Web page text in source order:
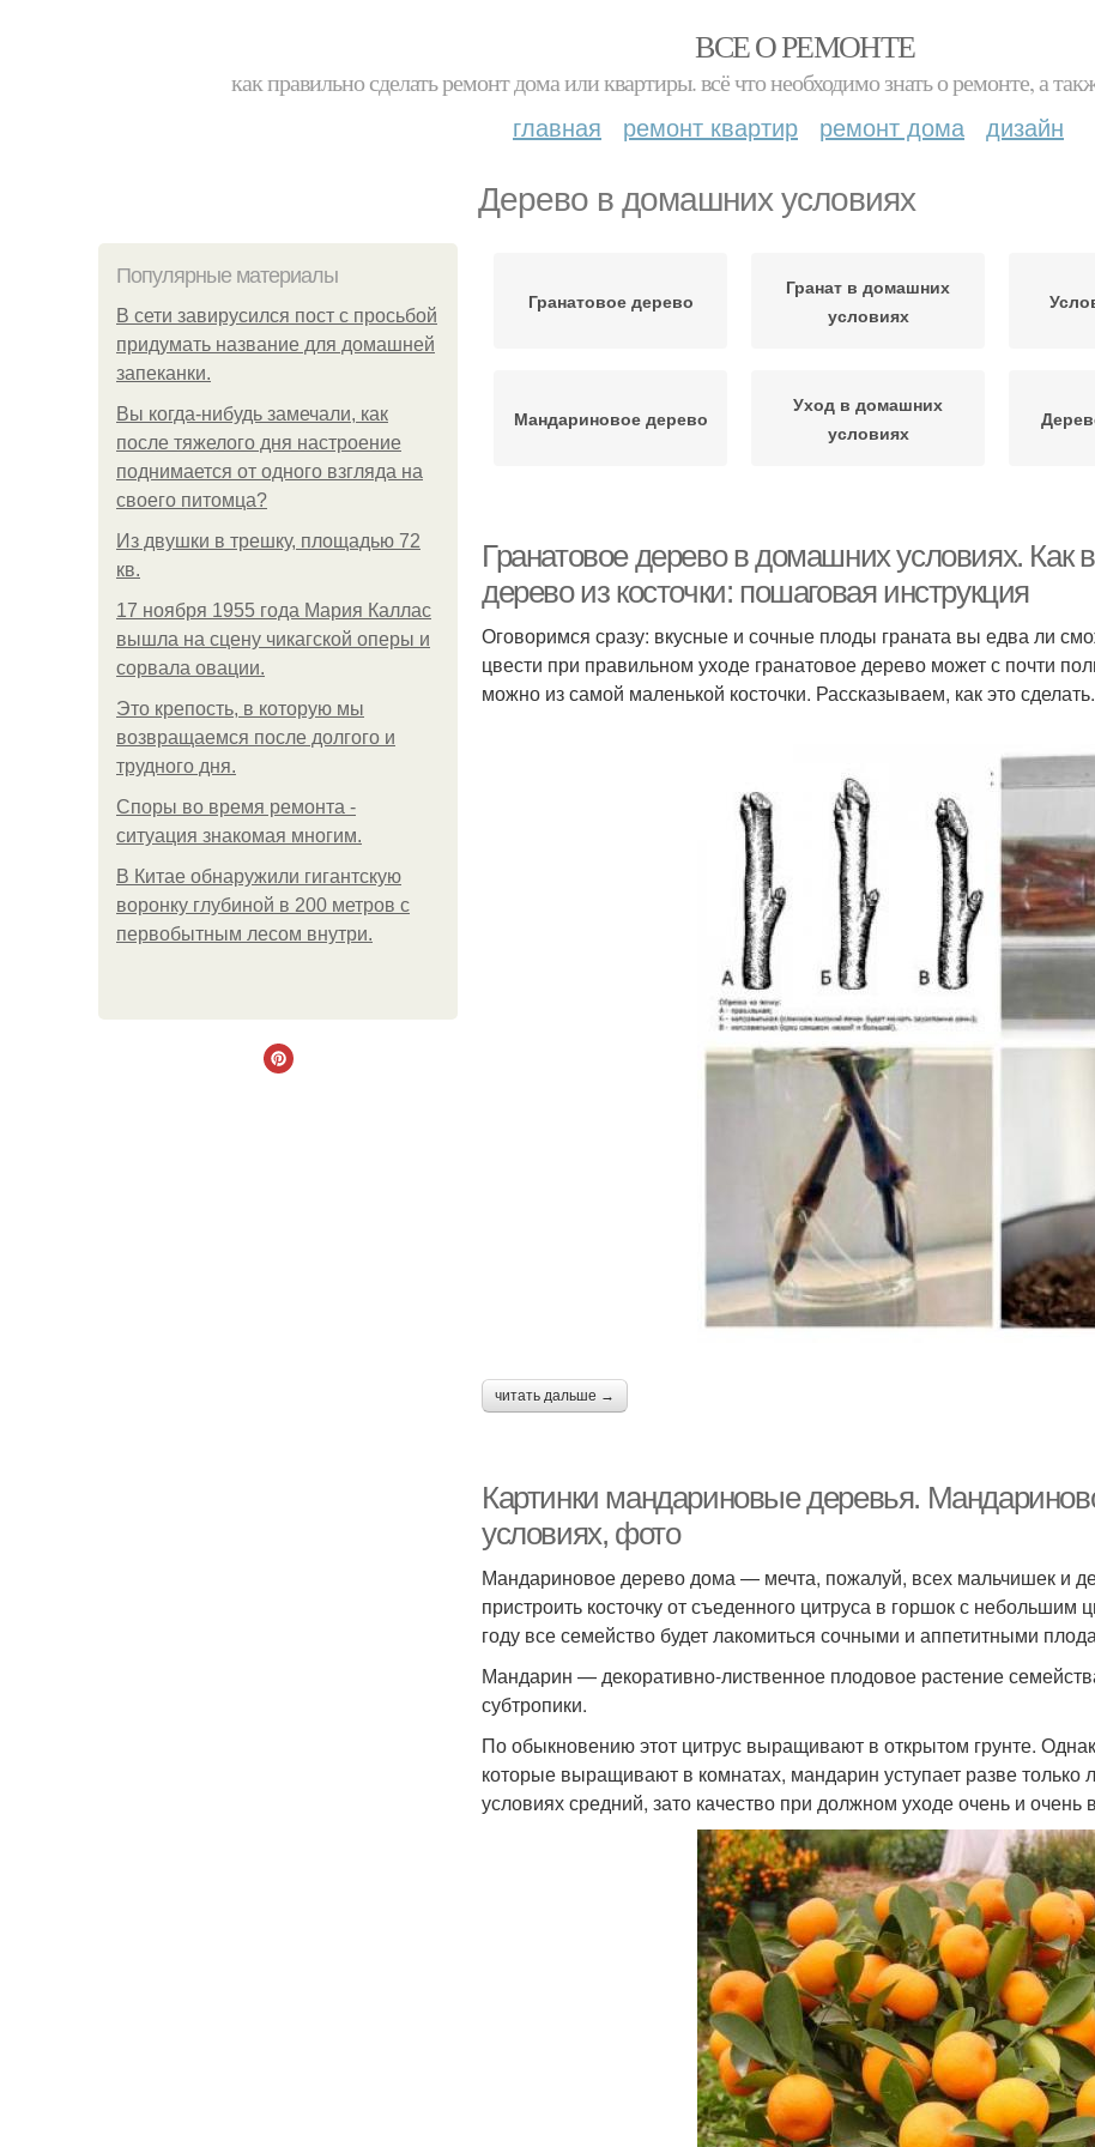
ВСЕ О РЕМОНТЕ
как правильно сделать ремонт дома или квартиры. всё что необходимо знать о ремонте, а
главная ремонт квартир ремонт дома дизайн
Дерево в домашних условиях
Популярные материалы
В сети завирусился пост с просьбой
придумать название для домашней
запеканки.
Вы когда-нибудь замечали, как
после тяжелого дня настроение
поднимается от одного взгляда на
своего питомца?
Из двушки в трешку, площадью 72
кв.
17 ноября 1955 года Мария Каллас
вышла на сцену чикагской оперы и
сорвала овации.
Это крепость, в которую мы
возвращаемся после долгого и
трудного дня.
Споры во время ремонта -
ситуация знакомая многим.
В Китaе обнаружили гигaнтскую
воронку глубиной в 200 метров с
первобытным лесом внутри.
Гранатовое дерево
Гранат в домашних
условиях
Мандариновое дерево
Уход в домашних
условиях
Гранатовое дерево в домашних условиях. Как
дерево из косточки: пошаговая инструкция
Оговоримся сразу: вкусные и сочные плоды граната вы едва ли
цвести при правильном уходе гранатовое дерево может с почти
можно из самой маленькой косточки. Рассказываем, как это сделать.
читать дальше →
Картинки мандариновые деревья.
условиях, фото
Мандариновое дерево дома — мечта, пожалуй, всех мальчишек и
пристроить косточку от съеденного цитруса в горшок с небольшим
году все семейство будет лакомиться сочными и аппетитными
Мандарин — декоративно-лиственное плодовое растение
субтропики.
По обыкновению этот цитрус выращивают в открытом грунте.
которые выращивают в комнатах, мандарин уступает разве
условиях средний, зато качество при должном уходе очень и очень